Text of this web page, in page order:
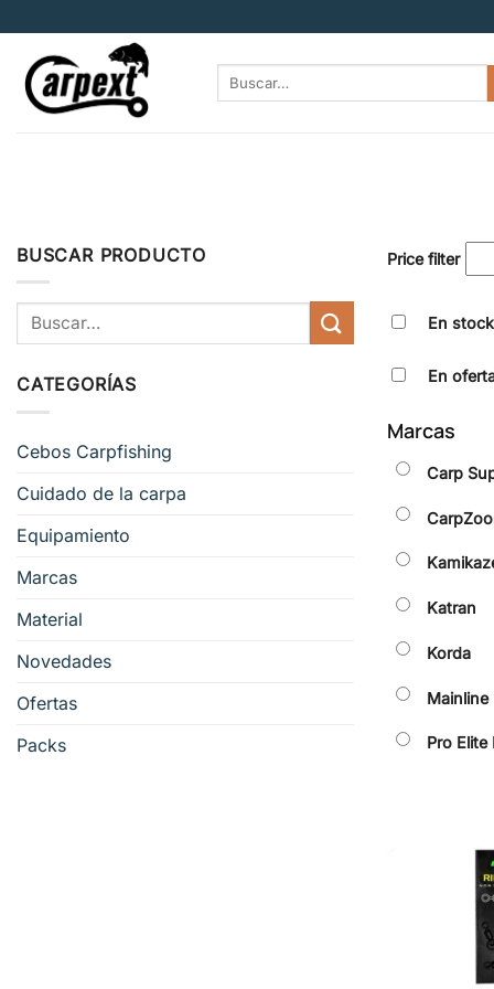
al
contenido
Buscar
BUSCAR PRODUCTO
Buscar
por:
CATEGORÍAS
Cebos Carpfishing
Cuidado de la carpa
Equipamiento
Marcas
Material
Novedades
Ofertas
Packs
Price filter
En stock
En
Marcas
Carp
Katran
Korda
Mainline
Pro Elite